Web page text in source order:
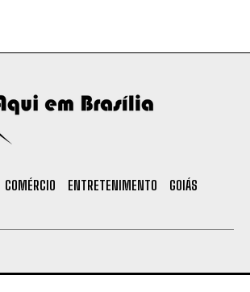
COMÉRCIO ENTRETENIMENTO
GOIÁS